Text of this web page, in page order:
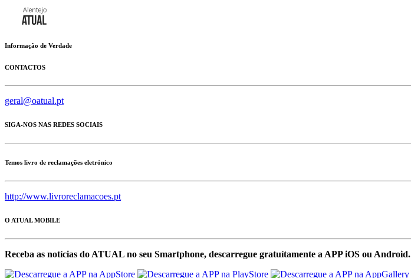
Informação de Verdade
CONTACTOS
geral@oatual.pt
SIGA-NOS NAS REDES SOCIAIS
Temos livro de reclamações eletrónico
http://www.livroreclamacoes.pt
O ATUAL MOBILE
Receba as notícias do ATUAL no seu Smartphone, descarregue gratuítamente a APP iOS ou Android.